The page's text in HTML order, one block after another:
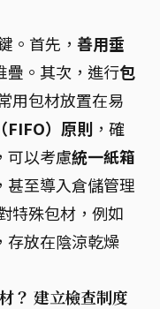
。首先， 善用垂
疊。其次，進行包
用包材放置在易
FIFO）原則 ，確
可以考慮統一紙箱
甚至導入倉儲管理
特殊包材，例如
存放在陰涼乾燥
？ 建立檢查制度